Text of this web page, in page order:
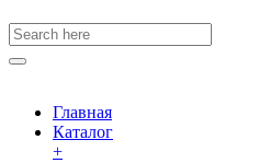
Search
for:
Главная
Каталог
+